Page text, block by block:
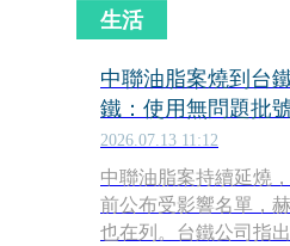
生活
中聯油脂案燒到台
鐵：使用無問題批
2026.07.13 11:12
中聯油脂案持續延燒
前公布受影響名單，
也在列。台鐵公司指